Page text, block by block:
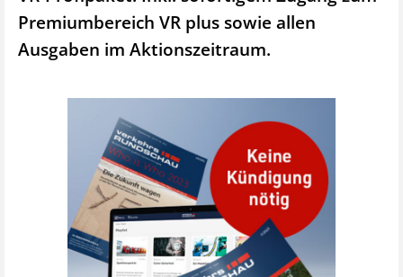
Premiumbereich VR plus sowie allen
Ausgaben im Aktionszeitraum.